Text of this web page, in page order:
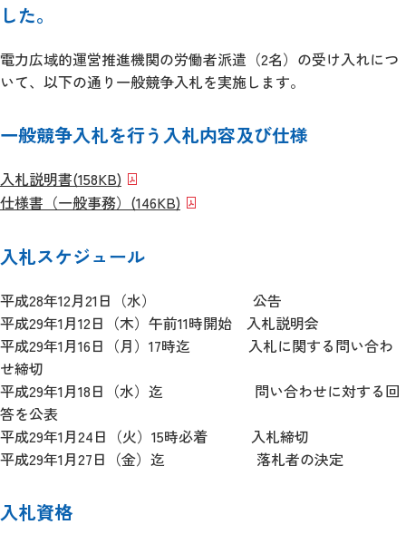
した。
電力広域的運営推進機関の労働者派遣（2名）の受け入れにつ
いて、以下の通り一般競争入札を実施します。
一般競争入札を行う入札内容及び仕様
入札説明書(158KB)
仕様書（一般事務） (146KB)
入札スケジュール
平成28年12月21日（水）
公告
平成29年1月12日（木）午前11時開始 入札説明会
平成29年1月16日（月）17時迄
入札に関する問い合わ
せ締切
平成29年1月18日（水）迄
問い合わせに対する回
答を公表
平成29年1月24日（火）15時必着
入札締切
平成29年1月27日（金）迄
落札者の決定
入札資格